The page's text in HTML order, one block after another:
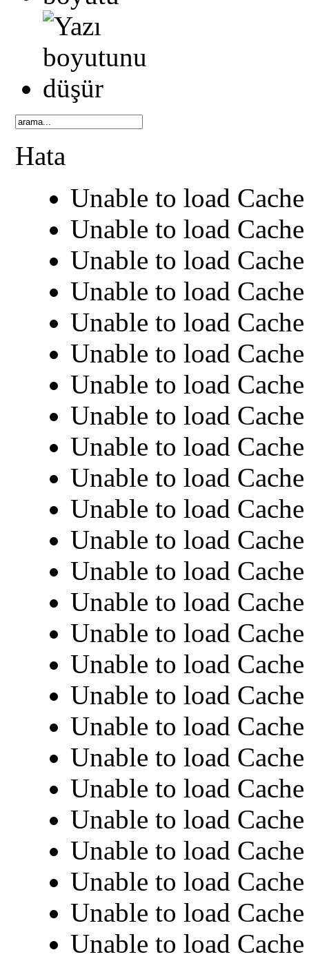
Hata
Unable to load
Unable to load
Unable to load
Unable to load
Unable to load
Unable to load
Unable to load
Unable to load
Unable to load
Unable to load
Unable to load
Unable to load
Unable to load
Unable to load
Unable to load
Unable to load
Unable to load
Unable to load
Unable to load
Unable to load
Unable to load
Unable to load
Unable to load
Unable to load
Unable to load